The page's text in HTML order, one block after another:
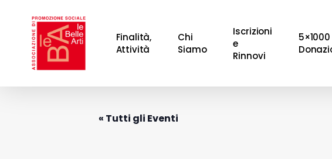
content
Finalità,
Attività
Chi
Siamo
Iscrizioni
e
Rinnovi
« Tutti gli Eventi